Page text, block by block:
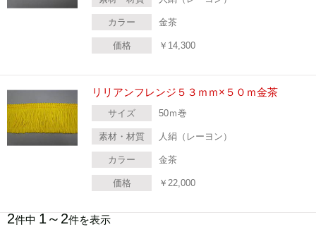
カラー 金茶
価格 ￥ 14,300
リリアンフレンジ５３ｍｍ×５０ｍ金茶
サイズ 50ｍ巻
素材・材質 人絹（レーヨン）
カラー 金茶
価格 ￥ 22,000
2件中 1～2件を表示